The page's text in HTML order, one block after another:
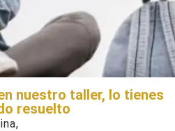
nuestro taller, lo tienes
resuelto